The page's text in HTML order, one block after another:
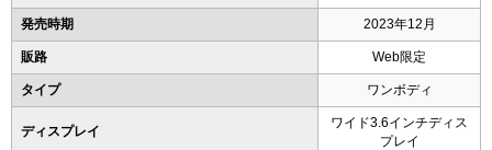
発売時期 2023年12月
販路 Web限定
タイプ ワンボディ
ディスプレイ
ワイド3.6インチディス
プレイ